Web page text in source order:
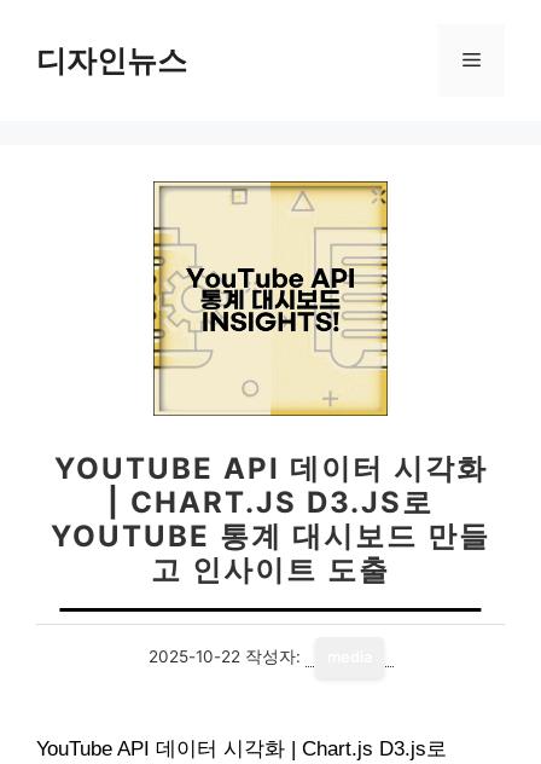
디자인뉴스 메
YOUTUBE API 데이터 시각화
| CHART.JS D3.JS로
YOUTUBE 통계 대시보드 만들
고 인사이트 도출
2025-10-22 작성자:
YouTube API 데이터 시각화 | Chart.js D3.js로